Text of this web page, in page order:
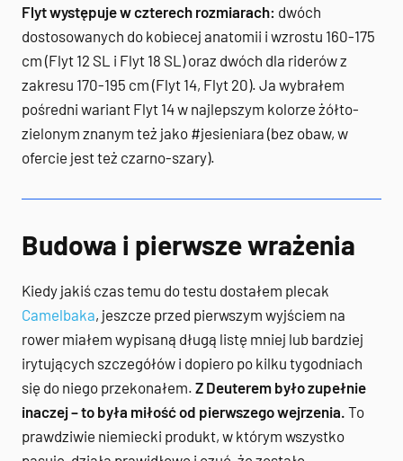
Flyt występuje w czterech rozmiarach: dwóch
dostosowanych do kobiecej anatomii i wzrostu 160-175
cm (Flyt 12 SL i Flyt 18 SL) oraz dwóch dla riderów z
zakresu 170-195 cm (Flyt 14, Flyt 20). Ja wybrałem
pośredni wariant Flyt 14 w najlepszym kolorze żółto-
zielonym znanym też jako #jesieniara (bez obaw, w
ofercie jest też czarno-szary).
Budowa i pierwsze wrażenia
Kiedy jakiś czas temu do testu dostałem plecak
Camelbaka, jeszcze przed pierwszym wyjściem na
rower miałem wypisaną długą listę mniej lub bardziej
irytujących szczegółów i dopiero po kilku tygodniach
się do niego przekonałem. Z Deuterem było zupełnie
inaczej – to była miłość od pierwszego wejrzenia. To
prawdziwie niemiecki produkt, w którym wszystko